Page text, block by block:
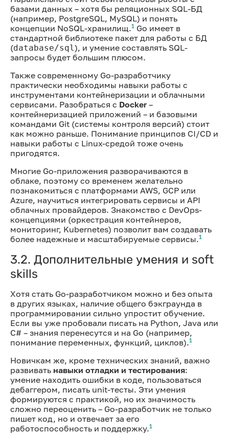
базами данных – хотя бы реляционных SQL-БД
(например, PostgreSQL, MySQL) и понять
концепции NoSQL-хранилищ.1 Go имеет в
стандартной библиотеке пакет для работы с БД
(database/sql ), и умение составлять SQL-
запросы будет большим плюсом.
Также современному Go-разработчику
практически необходимы навыки работы с
инструментами контейнеризации и облачными
сервисами. Разобраться с Docker –
контейнеризацией приложений – и базовыми
командами Git (системы контроля версий) стоит
как можно раньше. Понимание принципов CI/CD и
навыки работы с Linux-средой тоже очень
пригодятся.
Многие Go-приложения разворачиваются в
облаке, поэтому со временем желательно
познакомиться с платформами AWS, GCP или
Azure, научиться интегрировать сервисы и API
облачных провайдеров. Знакомство с DevOps-
концепциями (оркестрация контейнеров,
мониторинг, Kubernetes) позволит вам создавать
более надежные и масштабируемые сервисы.1
3.2. Дополнительные умения и soft
skills
Хотя стать Go-разработчиком можно и без опыта
в других языках, наличие общего бэкграунда в
программировании сильно упростит обучение.
Если вы уже пробовали писать на Python, Java или
C# – знания перенесутся и на Go (например,
понимание переменных, функций, циклов).1
Новичкам же, кроме технических знаний, важно
развивать навыки отладки и тестирования:
умение находить ошибки в коде, пользоваться
дебаггером, писать unit-тесты. Эти умения
формируются с практикой, но их значимость
сложно переоценить – Go-разработчик не только
пишет код, но и отвечает за его
работоспособность и поддержку.1